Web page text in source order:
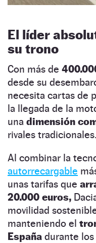
El líder
su trono
Con más de
desde su
necesita cartas de
la llegada de la
una dimensión
rivales tradicionales.
Al combinar la
autorrecargable
unas tarifas que
20.000 euros,
movilidad
manteniendo el
España durante